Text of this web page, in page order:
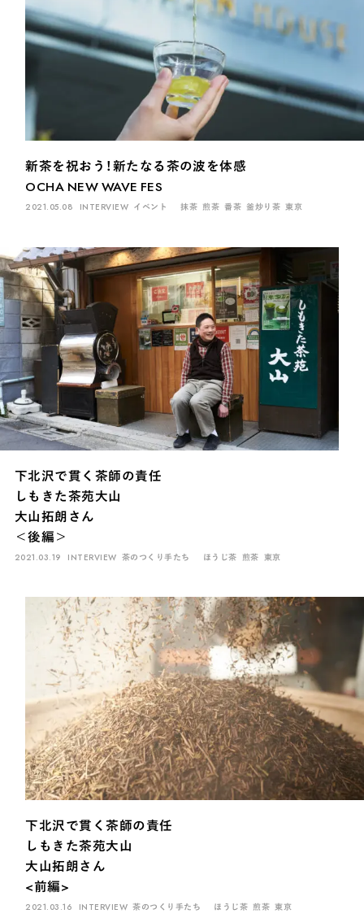
新茶を祝おう！新たなる茶の波を体感
OCHA NEW WAVE FES
2021.05.08 INTERVIEW イベント 抹茶 煎茶 番茶 釜炒り茶 東京
下北沢で貫く茶師の責任
しもきた茶苑大山
大山拓朗さん
＜後編＞
2021.03.19 INTERVIEW 茶のつくり手たち ほうじ茶 煎茶 東京
下北沢で貫く茶師の責任
しもきた茶苑大山
大山拓朗さん
<前編>
2021.03.16 INTERVIEW 茶のつくり手たち ほうじ茶 煎茶 東京